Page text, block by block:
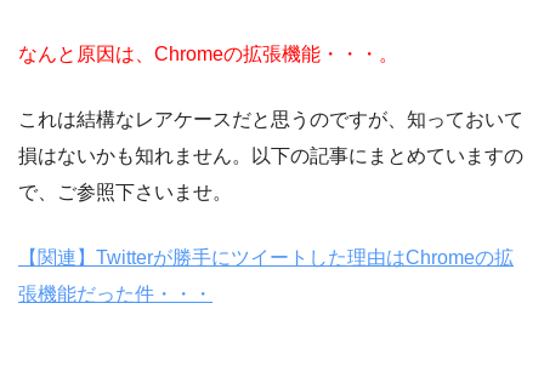
なんと原因は、Chromeの拡張機能・・・。
これは結構なレアケースだと思うのですが、知っておいて
損はないかも知れません。以下の記事にまとめていますの
で、ご参照下さいませ。
【関連】Twitterが勝手にツイートした理由はChromeの拡
張機能だった件・・・